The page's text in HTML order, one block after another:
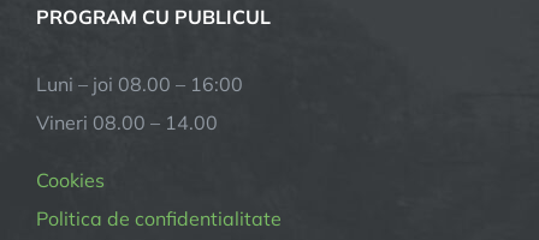
PROGRAM CU PUBLICUL
Luni – joi 08.00 – 16:00
Vineri 08.00 – 14.00
Cookies
Politica de confidentialitate